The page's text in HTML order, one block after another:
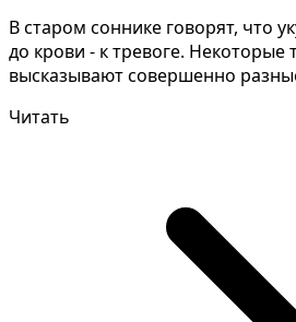
В старом соннике говорят, что
до крови - к тревоге. Некоторые
высказывают совершенно
Читать